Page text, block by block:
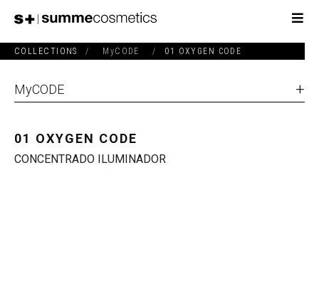
COLLECTIONS / MyCODE / 01 OXYGEN CODE
MyCODE
01 OXYGEN CODE
CONCENTRADO ILUMINADOR